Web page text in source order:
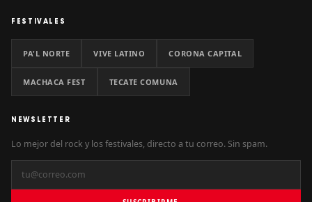
FESTIVALES
PA'L NORTE VIVE LATINO CORONA CAPITAL
MACHACA FEST TECATE COMUNA
NEWSLETTER
Lo mejor del rock y los festivales, directo a tu correo. Sin spam.